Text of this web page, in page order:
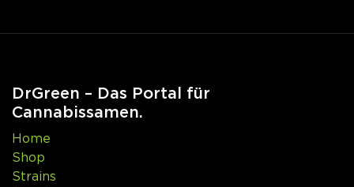
DrGreen – Das Portal für
Cannabissamen.
Home
Shop
Strains